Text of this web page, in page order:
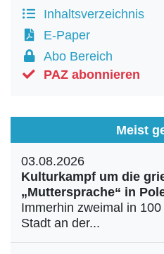
Inhaltsverzeichnis
E-Paper
Abo Bereich
PAZ abonnieren
Meist
03.08.2026
Kulturkampf um die
„Muttersprache“ in
Immerhin zweimal in
Stadt an der...